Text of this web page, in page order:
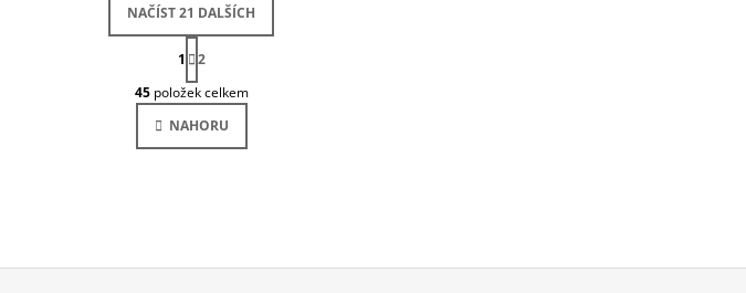
O
V
L
Á
R
NAČÍST 21 DALŠÍCH
S
T
R
Á
N
K
O
1
2
45položek celkem
NAHORU